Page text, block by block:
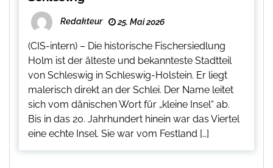
Redakteur 25. Mai 2026
(CIS-intern) – Die historische Fischersiedlung
Holm ist der älteste und bekannteste Stadtteil
von Schleswig in Schleswig-Holstein. Er liegt
malerisch direkt an der Schlei. Der Name leitet
sich vom dänischen Wort für „kleine Insel“ ab.
Bis in das 20. Jahrhundert hinein war das Viertel
eine echte Insel. Sie war vom Festland […]